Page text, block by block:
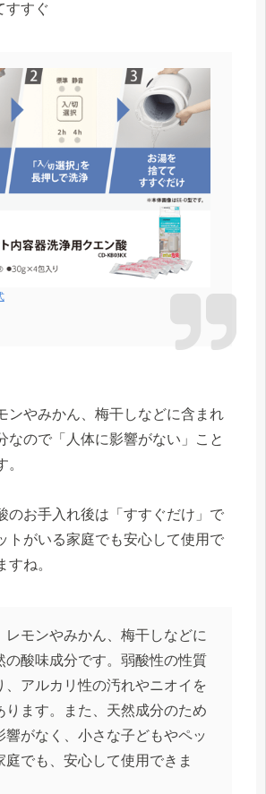
すすぐ
ンやみかん、梅干しなどに含まれ
なので「人体に影響がない」こと
のお手入れ後は「すすぐだけ」で
トがいる家庭でも安心して使用で
すね。
レモンやみかん、梅干しなどに
の酸味成分です。弱酸性の性質
、アルカリ性の汚れやニオイを
ります。また、天然成分のため
響がなく、小さな子どもやペッ
庭でも、安心して使用できま